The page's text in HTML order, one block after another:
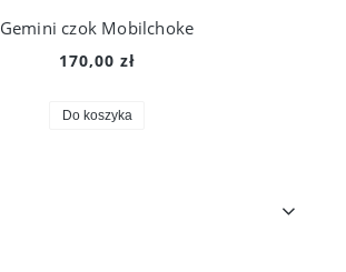
Gemini czok Mobilchoke
170,00 zł
Do koszyka